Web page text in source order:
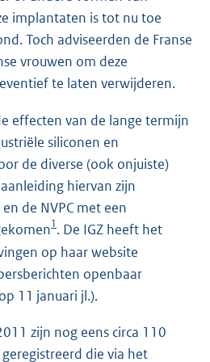
implantaten is tot nu toe
Toch adviseerden de Franse
vrouwen om deze
te laten verwijderen.
effecten van de lange termijn
siliconen en
de diverse (ook onjuiste)
hiervan zijn
de NVPC met een
1. De IGZ heeft het
op haar website
openbaar
11 januari jl.).
zijn nog eens circa 110
die via het